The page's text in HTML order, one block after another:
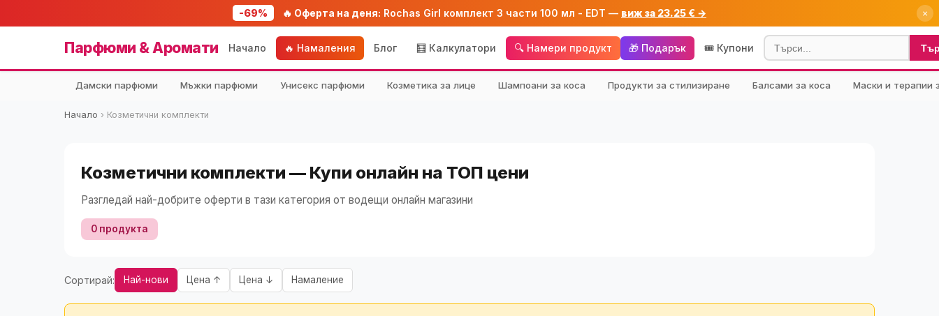
-69% 🔥 Оферта на деня: Rochas Girl комплект 3 части 100 мл - EDT — виж за 23.25 € → ×
Парфюми & Аромати Начало 🔥 Намаления Блог 🧮 Калкулатори 🔍 Намери продукт 🎁 Подарък 🎟️ Купони
Дамски парфюми Мъжки парфюми Унисекс парфюми Козметика за лице Шампоани за коса Продукти за стилизиране Балсами за коса Маски и терапии
Начало › Козметични комплекти
Козметични комплекти — Купи онлайн на ТОП цени
Разгледай най-добрите оферти в тази категория от водещи онлайн магазини
0 продукта
Сортирай: Най-нови Цена ↑ Цена ↓ Намаление